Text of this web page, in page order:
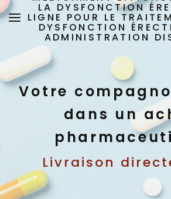
LA DYSFONCTION
LIGNE POUR LE
DYSFONCTION
ADMINISTRATION
Votre
dans un
Livraison